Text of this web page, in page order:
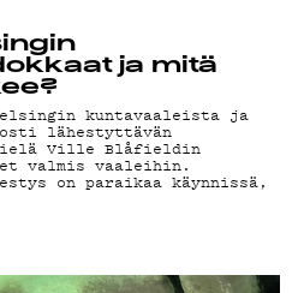
ja mitä
kuntavaaleista ja
lähestyttävän
Ville Blåfieldin
valmis vaaleihin.
on paraikaa käynnissä,